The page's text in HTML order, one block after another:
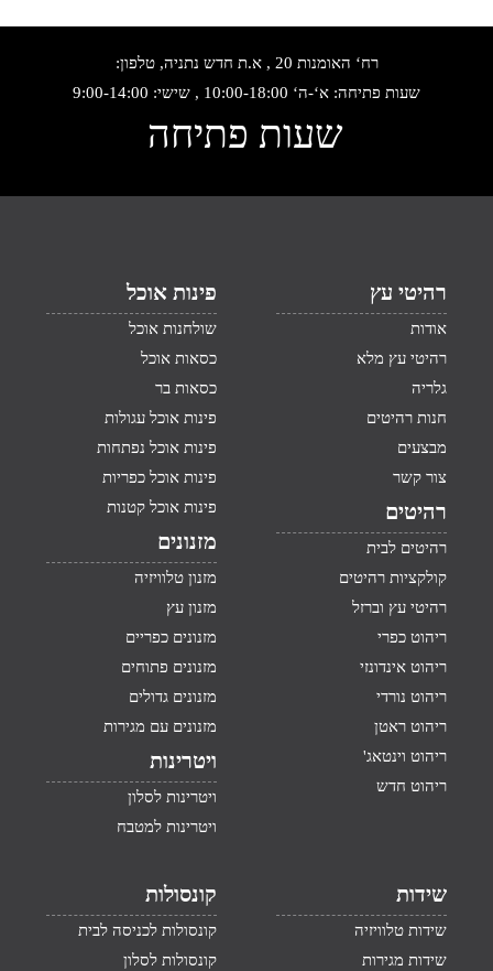
רח‘ האומנות 20 , א.ת חדש נתניה, טלפון:
שעות פתיחה: א‘-ה‘ 10:00-18:00 , שישי: 9:00-14:00
שעות פתיחה
רהיטי עץ
אודות
רהיטי עץ מלא
גלריה
חנות רהיטים
מבצעים
צור קשר
רהיטים
רהיטים לבית
קולקציות רהיטים
רהיטי עץ וברזל
ריהוט כפרי
ריהוט אינדונזי
ריהוט נורדי
ריהוט ראטן
ריהוט וינטאג'
ריהוט חדש
פינות אוכל
שולחנות אוכל
כסאות אוכל
כסאות בר
פינות אוכל עגולות
פינות אוכל נפתחות
פינות אוכל כפריות
פינות אוכל קטנות
מזנונים
מזנון טלוויזיה
מזנון עץ
מזנונים כפריים
מזנונים פתוחים
מזנונים גדולים
מזנונים עם מגירות
ויטרינות
ויטרינות לסלון
ויטרינות למטבח
שידות
שידות טלוויזיה
שידות מגירות
קונסולות
קונסולות לכניסה לבית
קונסולות לסלון